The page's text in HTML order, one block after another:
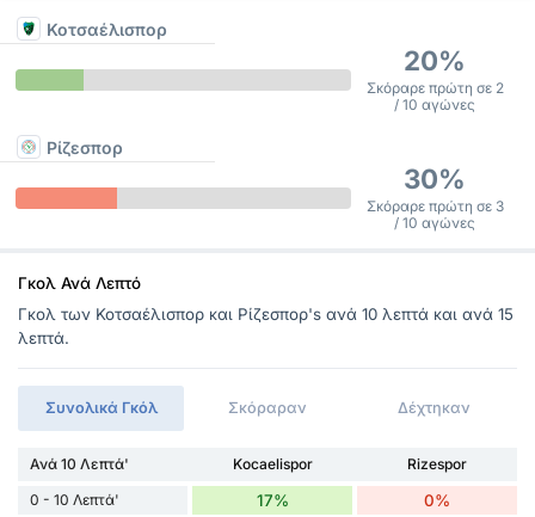
Κοτσαέλισπορ
20%
Σκόραρε πρώτη σε 2
/ 10 αγώνες
Ρίζεσπορ
30%
Σκόραρε πρώτη σε 3
/ 10 αγώνες
Γκολ Ανά Λεπτό
Γκολ των Κοτσαέλισπορ και Ρίζεσπορ's ανά 10 λεπτά και ανά 15
λεπτά.
Συνολικά Γκόλ Σκόραραν Δέχτηκαν
Ανά 10 Λεπτά' Kocaelispor
Rizespor
0 - 10 Λεπτά'
17% 0%